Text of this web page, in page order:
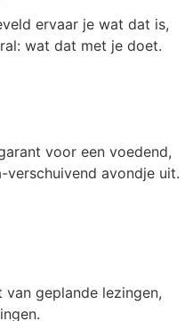
ervaar je wat dat is,
wat dat met je doet.
voor een voedend,
verschuivend avondje uit.
geplande lezingen,